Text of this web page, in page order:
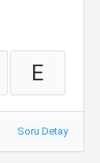
E
Soru Detay